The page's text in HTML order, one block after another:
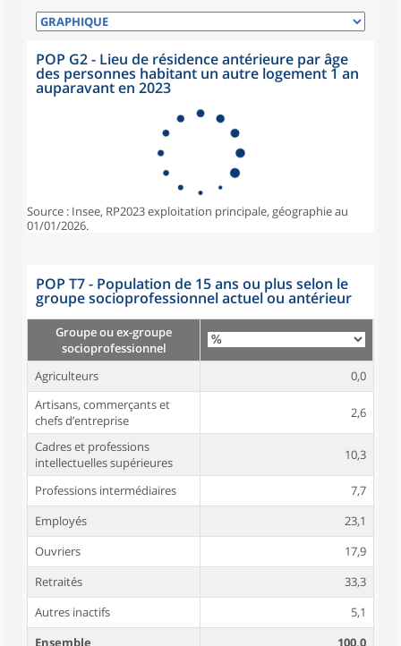
POP G2 - Lieu de résidence antérieure par âge
des personnes habitant un autre logement 1 an
auparavant en 2023
Source : Insee, RP2023 exploitation principale, géographie au
01/01/2026.
POP T7 - Population de 15 ans ou plus selon le
groupe socioprofessionnel actuel ou antérieur
Groupe ou ex-groupe
socioprofessionnel
Agriculteurs
0,0
Artisans, commerçants et
chefs d’entreprise
2,6
Cadres et professions
intellectuelles supérieures
10,3
Professions intermédiaires
7,7
Employés
23,1
Ouvriers
17,9
Retraités
33,3
Autres inactifs
5,1
Ensemble
100,0